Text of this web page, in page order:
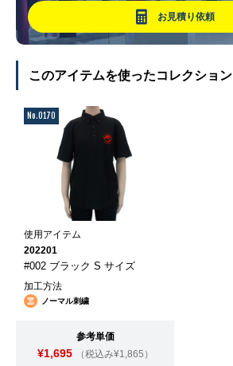
お見積り依頼
このアイテムを使ったコレクション
No.0170
使用アイテム
202201
#002 ブラック S サイズ
加工方法
ノーマル刺繍
参考単価
¥1,695 （税込み¥1,865）